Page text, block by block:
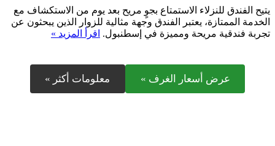
يتيح الفندق للنزلاء الاستمتاع بجوٍ مريح بعد يوم من الاستكشاف مع
الخدمة الممتازة، يعتبر الفندق وجهة مثالية للزوار الذين يبحثون عن
تجربة فندقية مريحة ومميزة في إسطنبول. اقرأ المزيد »
عرض أسعار الغرف » معلومات أكثر »